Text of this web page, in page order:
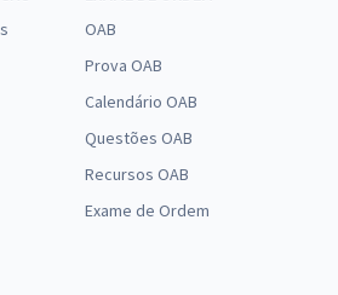
OAB
Prova OAB
Calendário OAB
Questões OAB
Recursos OAB
Exame de Ordem